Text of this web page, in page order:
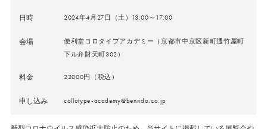
日時 2024年4月27日（土）13:00～17:00
会場
便利堂コロタイプアカデミー（京都市中京区新町通竹屋町
下ル弁財天町302）
料金 22000円（税込）
申し込み collotype-academy@benrido.co.jp